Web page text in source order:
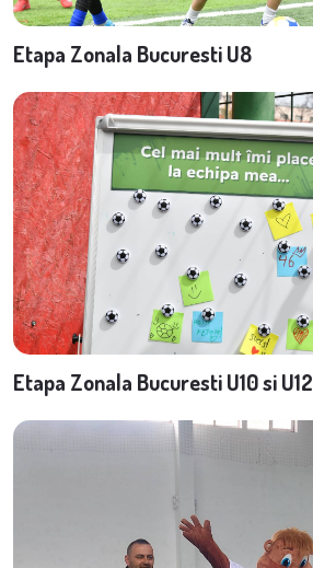
Etapa Zonala Bucuresti U8
Etapa Zonala Bucuresti U10 si U12